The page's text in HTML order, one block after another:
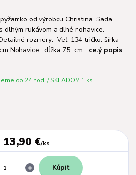
od výrobcu Christina. Sada
dlhým rukávom a dlhé nohavice.
rozmery: Veľ. 134 tričko: šírka
Nohavice: dĺžka 75 cm celý popis
do 24 hod. / SKLADOM 1 ks
13,90 €/ks
Kúpiť